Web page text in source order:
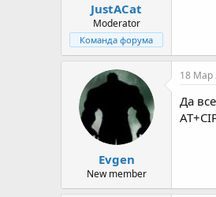
JustACat
Moderator
Команда форума
Evgen
New member
18 Мар
Да